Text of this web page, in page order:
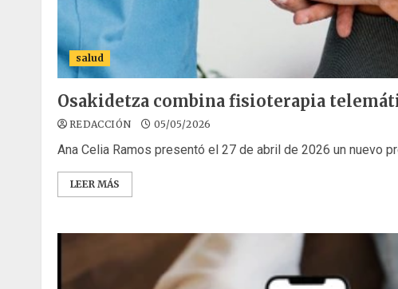
salud
Osakidetza combina fisioterapia
REDACCIÓN 05/05/2026
Ana Celia Ramos presentó el 27 de abril de 2026 un nuevo
LEER MÁS